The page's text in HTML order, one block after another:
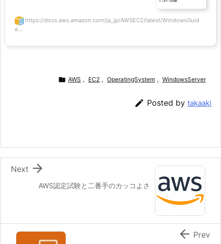
https://docs.aws.amazon.com/ja_jp/AWSEC2/latest/WindowsGuid
e...
 AWS , EC2 , OperatingSystem , WindowsServer
 Posted by takaaki
AWS認定試験と二番手のカッコよさ

Next
 Prev